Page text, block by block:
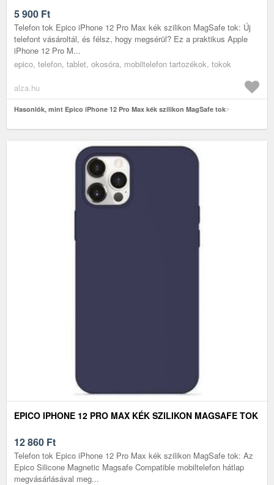
5 900 Ft
Telefon tok Epico iPhone 12 Pro Max kék szilikon MagSafe tok: Új
telefont vásároltál, és félsz, hogy megsérül? Ez a praktikus Apple
iPhone 12 Pro M...
epico, telefon, tablet, okosóra, mobiltelefon tartozékok, tokok
alza.hu
Hasonlók, mint Epico iPhone 12 Pro Max kék szilikon MagSafe tok
EPICO IPHONE 12 PRO MAX KÉK SZILIKON MAGSAFE TOK
12 860 Ft
Telefon tok Epico iPhone 12 Pro Max kék szilikon MagSafe tok: Az
Epico Silicone Magnetic Magsafe Compatible mobiltelefon hátlap
megvásárlásával meg...